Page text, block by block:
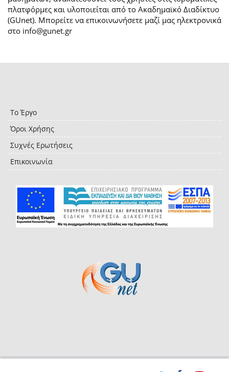
πλατφόρμες και υλοποιείται από το Ακαδημαϊκό Διαδίκτυο
(GUnet). Μπορείτε να επικοινωνήσετε μαζί μας ηλεκτρονικά
στο info@gunet.gr
Το Έργο
Όροι Χρήσης
Συχνές Ερωτήσεις
Επικοινωνία